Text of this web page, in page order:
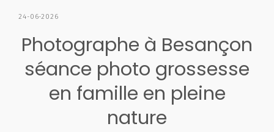
24-06-2026
Photographe à Besançon
séance photo grossesse
en famille en pleine
nature